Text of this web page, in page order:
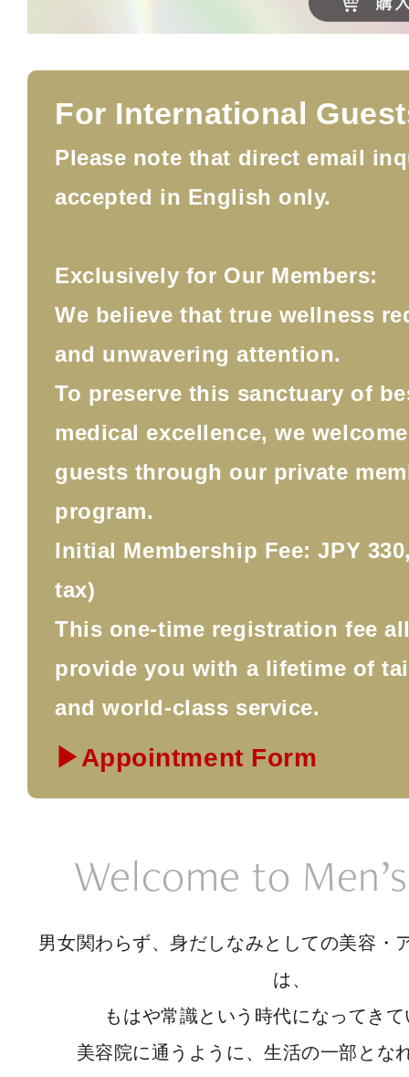
For International
Please note that direct email
accepted in English only.
Exclusively for Our Members:
We believe that true wellness
and unwavering attention.
To preserve this sanctuary of
medical excellence, we
guests through our private
program.
Initial Membership Fee: JPY
tax)
This one-time registration fee
provide you with a lifetime of
and world-class service.
▶Appointment Form
Welcome to
男女関わらず、身だしなみとしての美容・
は、
もはや常識という時代になってき
美容院に通うように、生活の一部とな